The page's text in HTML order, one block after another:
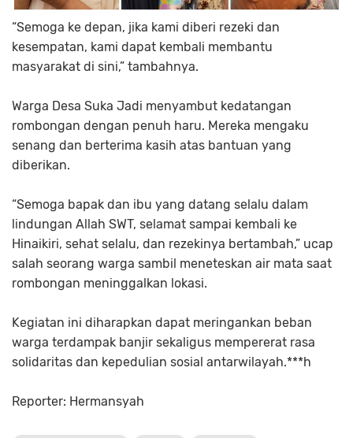
“Semoga ke depan, jika kami diberi rezeki dan
kesempatan, kami dapat kembali membantu
masyarakat di sini,” tambahnya.
Warga Desa Suka Jadi menyambut kedatangan
rombongan dengan penuh haru. Mereka mengaku
senang dan berterima kasih atas bantuan yang
diberikan.
“Semoga bapak dan ibu yang datang selalu dalam
lindungan Allah SWT, selamat sampai kembali ke
Hinaikiri, sehat selalu, dan rezekinya bertambah,” ucap
salah seorang warga sambil meneteskan air mata saat
rombongan meninggalkan lokasi.
Kegiatan ini diharapkan dapat meringankan beban
warga terdampak banjir sekaligus mempererat rasa
solidaritas dan kepedulian sosial antarwilayah.***h
Reporter: Hermansyah